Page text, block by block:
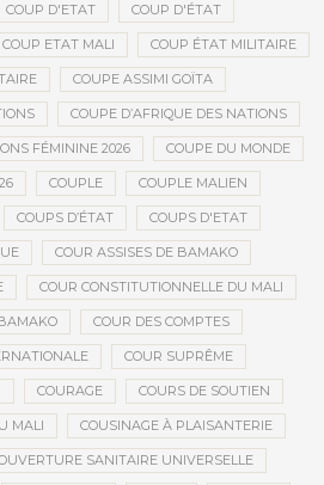
COUP D'ETAT COUP D'ÉTAT
COUP ETAT MALI COUP ÉTAT MILITAIRE
COUPE ASSIMI GOÏTA
COUPE D’AFRIQUE DES NATIONS
FÉMININE 2026 COUPE DU MONDE
COUPLE COUPLE MALIEN
COUPS D’ÉTAT COUPS D'ETAT
COUR ASSISES DE BAMAKO
COUR CONSTITUTIONNELLE DU MALI
COUR DES COMPTES
COUR SUPRÊME
COURAGE COURS DE SOUTIEN
MALI COUSINAGE À PLAISANTERIE
SANITAIRE UNIVERSELLE